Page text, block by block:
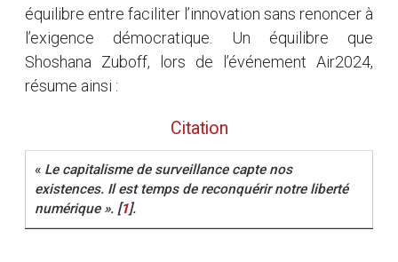
équilibre entre faciliter l’innovation sans renoncer à
l’exigence démocratique. Un équilibre que
Shoshana Zuboff, lors de l’événement Air2024,
résume ainsi :
Citation
« Le capitalisme de surveillance capte nos
existences. Il est temps de reconquérir notre liberté
numérique ». [1].